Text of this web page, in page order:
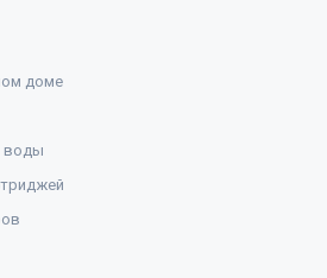
доме
воды